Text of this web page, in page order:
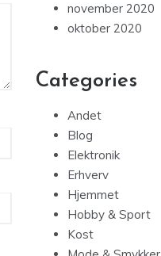
november 2020
oktober 2020
Categories
Andet
Blog
Elektronik
Erhverv
Hjemmet
Hobby & Sport
Kost